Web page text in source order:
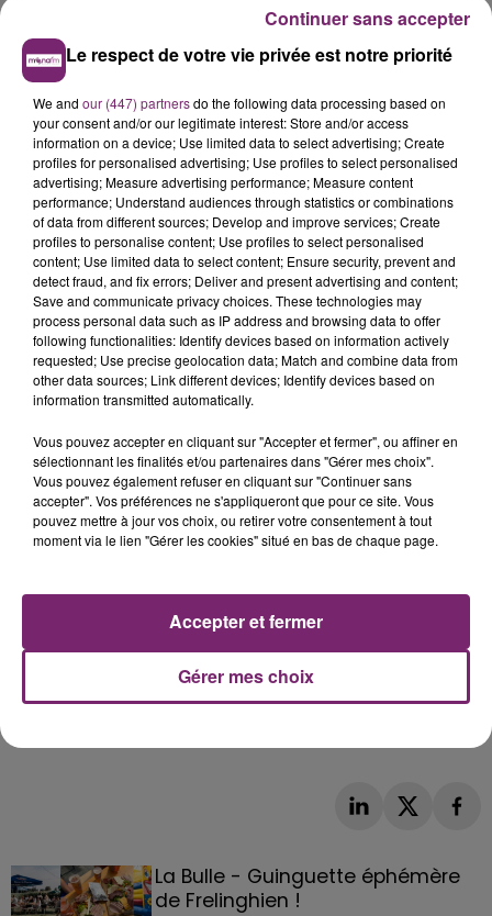
Ce mercredi, la plupart de ces gigoteuses concernées
avaient disparu des rayons, remplacées par d’autres
au motif légèrement différent. Seules deux d’entre
elles, intactes, restaient disponibles à la vente, au fond
d’une rangée. Mais les étals autour restaient
exactement les mêmes, les produits exposés restant
en grand nombre et identiques à ceux présents sur la
vidéo.
La Bulle - Guinguette éphémère
de Frelinghien !
Le respect de votre vie privée est notre priorité
We and our (447) partnersdo the following data processing based on
your consent and/or our legitimate interest: Store and/or access
information on a device; Use limited data to select advertising; Create
profiles for personalised advertising; Use profiles to select personalised
advertising; Measure advertising performance; Measure content
performance; Understand audiences through statistics or combinations
of data from different sources; Develop and improve services; Create
profiles to personalise content; Use profiles to select personalised
content; Use limited data to select content; Ensure security, prevent and
detect fraud, and fix errors; Deliver and present advertising and content;
Save and communicate privacy choices. These technologies may
process personal data such as IP address and browsing data to offer
following functionalities: Identify devices based on information actively
requested; Use precise geolocation data; Match and combine data from
other data sources; Link different devices; Identify devices based on
information transmitted automatically.
Vous pouvez accepter en cliquant sur "Accepter et fermer", ou affiner en
sélectionnant les finalités et/ou partenaires dans "Gérer mes choix".
Vous pouvez également refuser en cliquant sur "Continuer sans
accepter". Vos préférences ne s'appliqueront que pour ce site. Vous
pouvez mettre à jour vos choix, ou retirer votre consentement à tout
moment via le lien "Gérer les cookies" situé en bas de chaque page.
Gérer mes choix
Accepter et fermer
Continuer sans accepter